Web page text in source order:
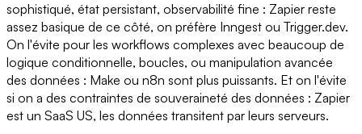
sophistiqué, état persistant, observabilité fine : Zapier reste
assez basique de ce côté, on préfère Inngest ou Trigger.dev.
On l'évite pour les workflows complexes avec beaucoup de
logique conditionnelle, boucles, ou manipulation avancée
des données : Make ou n8n sont plus puissants. Et on l'évite
si on a des contraintes de souveraineté des données : Zapier
est un SaaS US, les données transitent par leurs serveurs.